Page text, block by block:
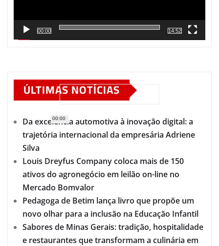
00:00
00:00
14:52
ÚLTIMAS NOTÍCIAS
Da excelência automotiva à inovação digital: a
trajetória internacional da empresária Adriene
Silva
Louis Dreyfus Company coloca mais de 150
ativos do agronegócio em leilão on-line no
Mercado Bomvalor
Pedagoga de Betim lança livro que propõe um
novo olhar para a inclusão na Educação Infantil
Sabores de Minas Gerais: tradição, hospitalidade
e restaurantes que transformam a culinária em